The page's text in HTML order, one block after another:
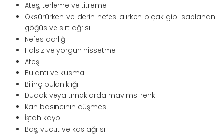
Ateş, terleme ve titreme
Öksürürken ve derin nefes alırken bıçak gibi saplanan
göğüs ve sırt ağrısı
Nefes darlığı
Halsiz ve yorgun hissetme
Ateş
Bulantı ve kusma
Bilinç bulanıklığı
Dudak veya tırnaklarda mavimsi renk
Kan basıncının düşmesi
İştah kaybı
Baş, vücut ve kas ağrısı